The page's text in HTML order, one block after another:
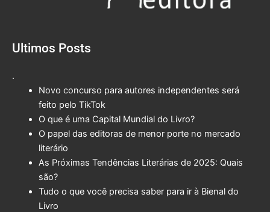
Ultimos Posts
.
Novo concurso para autores independentes será
feito pelo TikTok
O que é uma Capital Mundial do Livro?
O papel das editoras de menor porte no mercado
literário
As Próximas Tendências Literárias de 2025: Quais
são?
Tudo o que você precisa saber para ir à Bienal do
Livro